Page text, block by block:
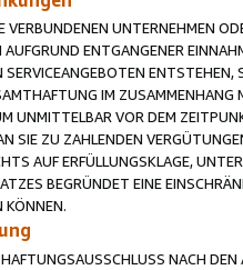
VERBUNDENEN UNTERNEHMEN
ENTGANGENER
ENTSTEHEN,
IM ZUSAMMENHANG
UNMITTELBAR VOR DEM
SIE ZU ZAHLENDEN
AUF ERFÜLLUNGSKLAGE,
BEGRÜNDET EINE
KÖNNEN.
NACH